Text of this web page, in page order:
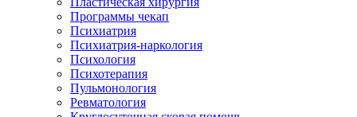
Программы чекап
Психиатрия
Психиатрия-наркология
Психология
Психотерапия
Пульмонология
Ревматология